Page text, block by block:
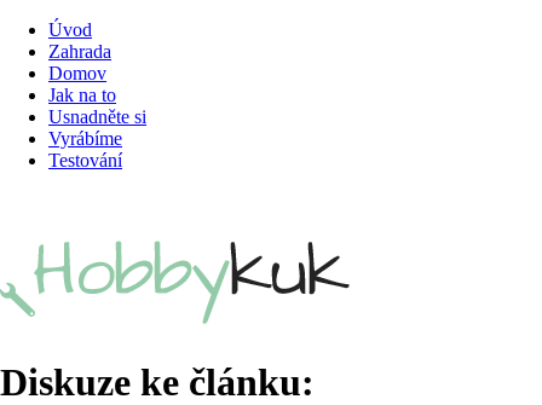
Úvod
Zahrada
Domov
Jak na to
Usnadněte si
Vyrábíme
Testování
Diskuze ke článku: